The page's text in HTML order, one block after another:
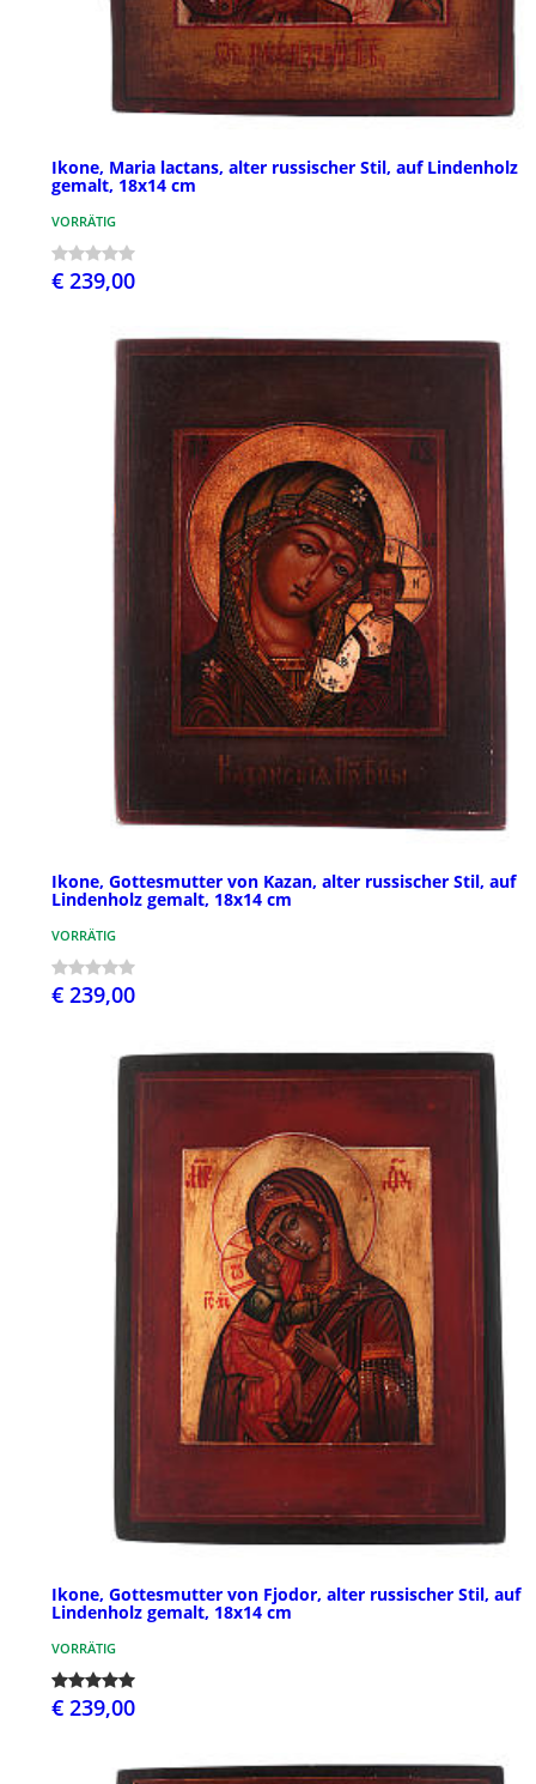
Ikone, Maria lactans, alter russischer Stil, auf Lindenholz
gemalt, 18x14 cm
VORRÄTIG
€ 239,00
Ikone, Gottesmutter von Kazan, alter russischer Stil, auf
Lindenholz gemalt, 18x14 cm
VORRÄTIG
€ 239,00
Ikone, Gottesmutter von Fjodor, alter russischer Stil, auf
Lindenholz gemalt, 18x14 cm
VORRÄTIG
€ 239,00